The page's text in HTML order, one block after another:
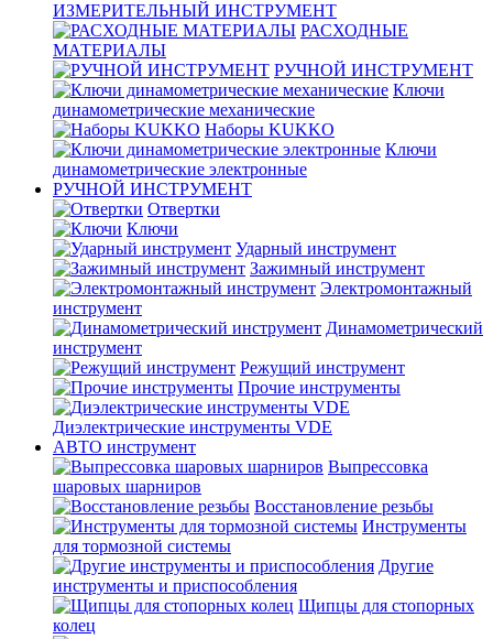
ИЗМЕРИТЕЛЬНЫЙ ИНСТРУМЕНТ
РАСХОДНЫЕ
МАТЕРИАЛЫ
РУЧНОЙ ИНСТРУМЕНТ
Ключи
динамометрические механические
Наборы KUKKO
Ключи
динамометрические электронные
РУЧНОЙ ИНСТРУМЕНТ
Отвертки
Ключи
Ударный инструмент
Зажимный инструмент
Электромонтажный
инструмент
Динамометрический
инструмент
Режущий инструмент
Прочие инструменты
Диэлектрические инструменты VDE
АВТО инструмент
Выпрессовка
шаровых шарниров
Восстановление резьбы
Инструменты
для тормозной системы
Другие
инструменты и приспособления
Щипцы для стопорных
колец